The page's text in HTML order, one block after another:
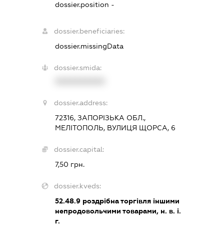
dossier.position -
dossier.beneficiaries:
dossier.missingData
dossier.smida:
dossier.address:
72316, ЗАПОРІЗЬКА ОБЛ.,
МЕЛІТОПОЛЬ, ВУЛИЦЯ ЩОРСА, 6
dossier.capital:
7,50 грн.
dossier.kveds:
52.48.9 роздрібна торгівля іншими
непродовольчими товарами, н. в. і.
г.